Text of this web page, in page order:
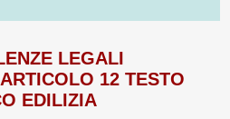
LEGALI
12 TESTO
EDILIZIA